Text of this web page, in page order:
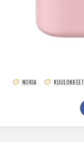
NOKIA KUULOKKEET